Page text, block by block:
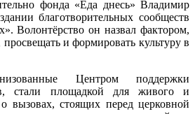
фонда «Еда днесь» Владимир
благотворительных сообществ
Волонтёрство он назвал фактором,
и формировать культуру в
Центром поддержки
стали площадкой для живого и
вызовах, стоящих перед церковной